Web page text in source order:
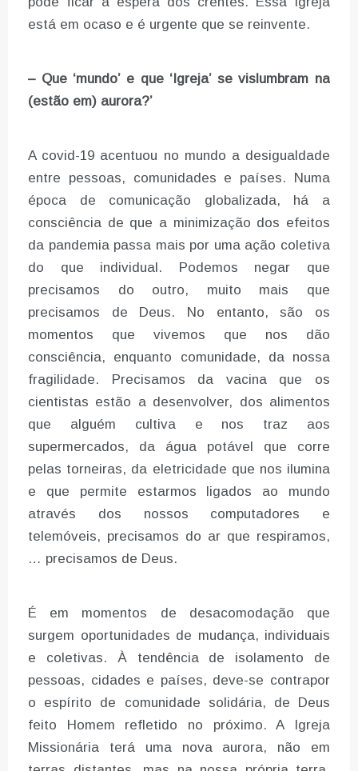
está em ocaso e é urgente que se reinvente.
– Que ‘mundo’ e que ‘Igreja’ se vislumbram na
(estão em) aurora?’
A covid-19 acentuou no mundo a desigualdade
entre pessoas, comunidades e países. Numa
época de comunicação globalizada, há a
consciência de que a minimização dos efeitos
da pandemia passa mais por uma ação coletiva
do que individual. Podemos negar que
precisamos do outro, muito mais que
precisamos de Deus. No entanto, são os
momentos que vivemos que nos dão
consciência, enquanto comunidade, da nossa
fragilidade. Precisamos da vacina que os
cientistas estão a desenvolver, dos alimentos
que alguém cultiva e nos traz aos
supermercados, da água potável que corre
pelas torneiras, da eletricidade que nos ilumina
e que permite estarmos ligados ao mundo
através dos nossos computadores e
telemóveis, precisamos do ar que respiramos,
… precisamos de Deus.
É em momentos de desacomodação que
surgem oportunidades de mudança, individuais
e coletivas. À tendência de isolamento de
pessoas, cidades e países, deve-se contrapor
o espírito de comunidade solidária, de Deus
feito Homem refletido no próximo. A Igreja
Missionária terá uma nova aurora, não em